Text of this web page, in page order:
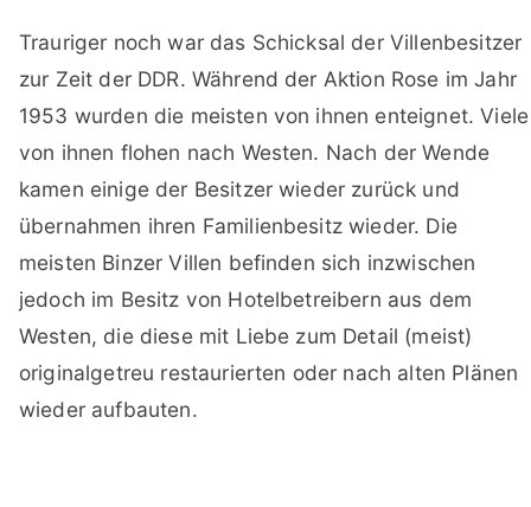
Trauriger noch war das Schicksal der Villenbesitzer
zur Zeit der DDR. Während der Aktion Rose im Jahr
1953 wurden die meisten von ihnen enteignet. Viele
von ihnen flohen nach Westen. Nach der Wende
kamen einige der Besitzer wieder zurück und
übernahmen ihren Familienbesitz wieder. Die
meisten Binzer Villen befinden sich inzwischen
jedoch im Besitz von Hotelbetreibern aus dem
Westen, die diese mit Liebe zum Detail (meist)
originalgetreu restaurierten oder nach alten Plänen
wieder aufbauten.